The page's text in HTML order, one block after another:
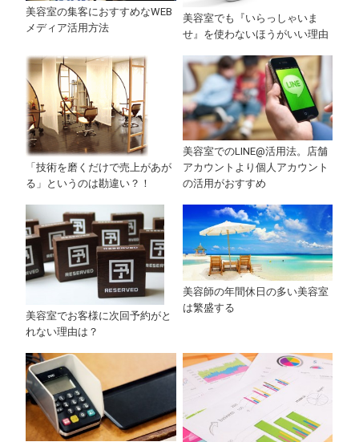
美容室の集客におすすめなWEB
メディア活用方法
美容室でも『いらっしゃいま
せ』を使わないほうがいい理由
「技術を磨くだけで売上があが
る」というのは勘違い？！
美容室でのLINE@活用法。店舗
アカウントより個人アカウント
の活用がおすすめ
美容室でお客様に次回予約がと
れない理由は？
美容師の年間休日の多い美容室
は繁盛する